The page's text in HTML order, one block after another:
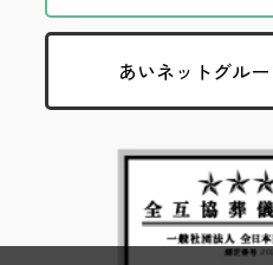
あいネットグル